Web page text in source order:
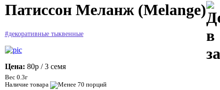
Патиссон Меланж (Melange)
#декоративные тыквенные
Цена: 80р / 3 семя
Вес 0.3г
Наличие товара